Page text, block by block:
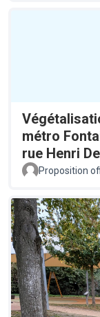
métro
rue Henri
Proposition